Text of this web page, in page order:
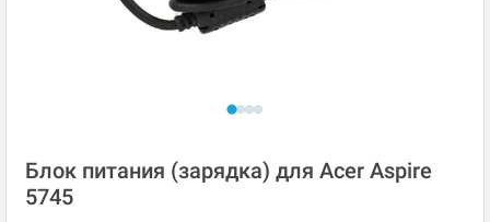
Блок питания (зарядка) для Acer Aspire
5745